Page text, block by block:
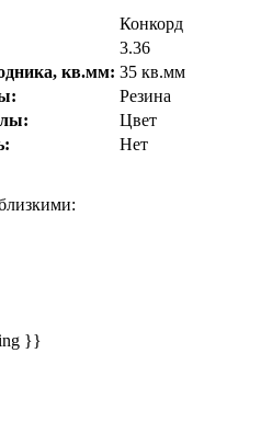
Конкорд
3.36
кв.мм: 35 кв.мм
Резина
Цвет
Нет
}}